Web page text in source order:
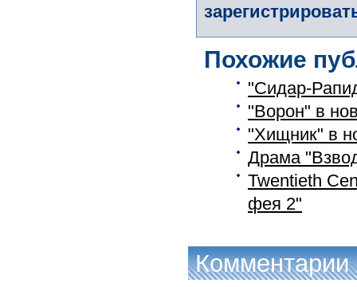
Похожие
"Сидар-
"Ворон" в
"Хищник" в
Драма
Twentieth
фея 2"
Комментарии